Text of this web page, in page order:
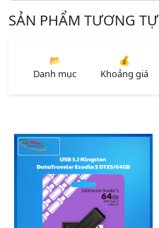
SẢN PHẨM TƯƠNG TỰ
📂
Danh mục
💰
Khoảng giá